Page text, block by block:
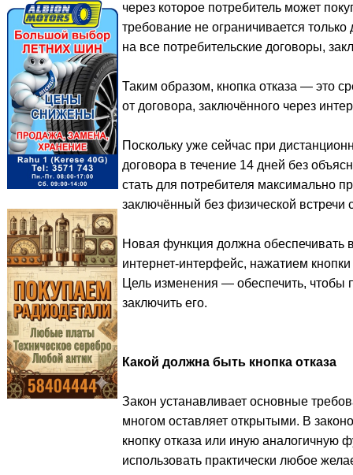
через которое потребитель может
требование не ограничивается
на все потребительские договоры,
Таким образом, кнопка отказа — это
от договора, заключённого через
Поскольку уже сейчас при
договора в течение 14 дней без
стать для потребителя максимально
заключённый без физической встречи
Новая функция должна обеспечивать
интернет-интерфейс, нажатием кнопки
Цель изменения — обеспечить, чтобы
заключить его.
Какой должна быть кнопка отказа
Закон устанавливает основные
многом оставляет открытыми. В
кнопку отказа или иную аналогичную
использовать практически любое